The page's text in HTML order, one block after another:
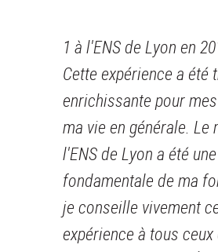
1 à l'ENS de Lyon en
Cette expérience a été
enrichissante pour
ma vie en générale. Le
l'ENS de Lyon a été
fondamentale de ma
je conseille vivement
expérience à tous